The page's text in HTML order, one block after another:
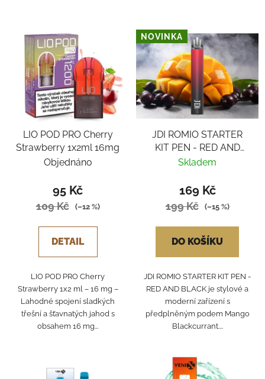
LIO POD PRO Cherry
Strawberry 1x2ml 16mg
Objednáno
95 Kč
109 Kč (–12 %)
DETAIL
LIO POD PRO Cherry
Strawberry 1x2 ml – 16 mg –
Lahodné spojení sladkých
třešní a šťavnatých jahod s
obsahem 16 mg...
NOVINKA
JDI ROMIO STARTER
KIT PEN - RED AND
BLACK
Skladem
169 Kč
199 Kč (–15 %)
DO KOŠÍKU
JDI ROMIO STARTER KIT PEN -
RED AND BLACK je stylové a
moderní zařízení s
předplněným podem Mango
Blackcurrant....